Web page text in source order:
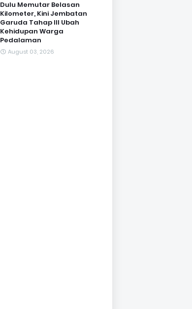
Dulu Memutar Belasan
Kilometer, Kini Jembatan
Garuda Tahap III Ubah
Kehidupan Warga
Pedalaman ‎
August 03, 2026